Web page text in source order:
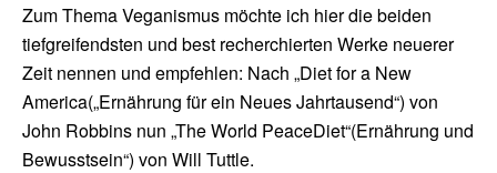
Zum Thema Veganismus möchte ich hier die beiden
tiefgreifendsten und best recherchierten Werke neuerer
Zeit nennen und empfehlen: Nach „Diet for a New
America(„Ernährung für ein Neues Jahrtausend“) von
John Robbins nun „The World PeaceDiet“(Ernährung und
Bewusstsein“) von Will Tuttle.